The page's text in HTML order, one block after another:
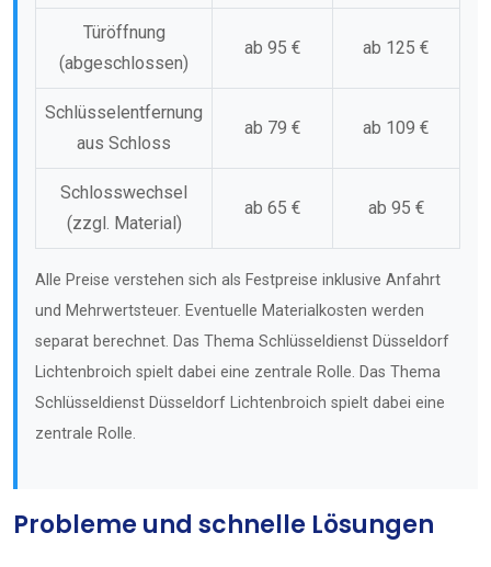
Türöffnung
(abgeschlossen)
ab 95 € ab 125 €
Schlüsselentfernung
aus Schloss
ab 79 € ab 109 €
Schlosswechsel
(zzgl. Material)
ab 65 € ab 95 €
Alle Preise verstehen sich als Festpreise inklusive Anfahrt
und Mehrwertsteuer. Eventuelle Materialkosten werden
separat berechnet. Das Thema Schlüsseldienst Düsseldorf
Lichtenbroich spielt dabei eine zentrale Rolle. Das Thema
Schlüsseldienst Düsseldorf Lichtenbroich spielt dabei eine
zentrale Rolle.
Probleme und schnelle Lösungen